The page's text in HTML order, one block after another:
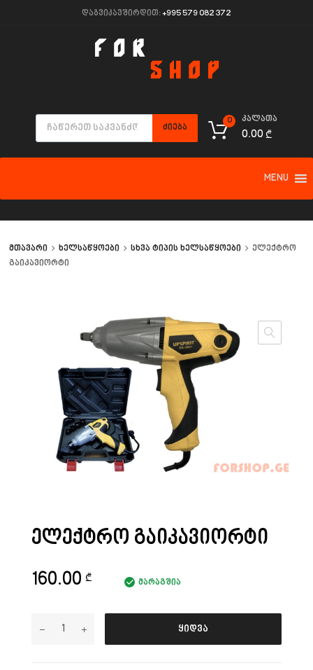
დაგვიკავშირდით:+995 579 082 372
ᲫᲘᲔᲑᲐ
კალათა
0.00 ₾
0
MENU
მთავარი ხელსაწყოები სხვა ტიპის ხელსაწყოები
ელექტრო
გაიკავიორტი
ᲔᲚᲔᲥᲢᲠᲝ ᲒᲐᲘᲙᲐᲕᲘᲝᲠᲢᲘ
160.00 ₾ მარაგშია
ყიდვა